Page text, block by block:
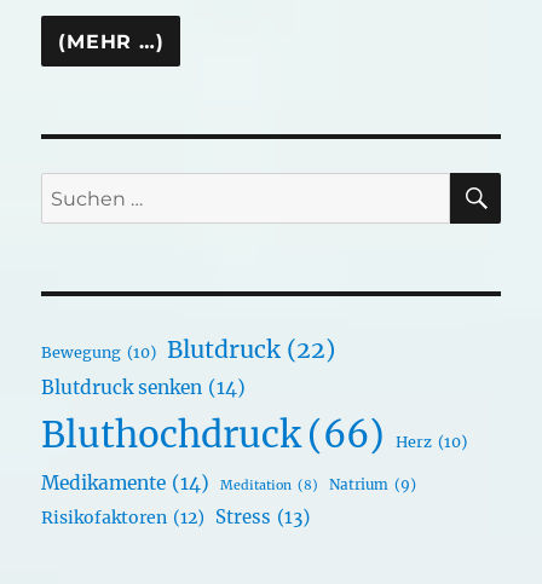
Suchen
nach:
Bewegung (10) Blutdruck (22)
Blutdruck senken (14)
Bluthochdruck(66) Herz (10)
Medikamente (14) Meditation (8) Natrium (9)
Risikofaktoren (12) Stress (13)